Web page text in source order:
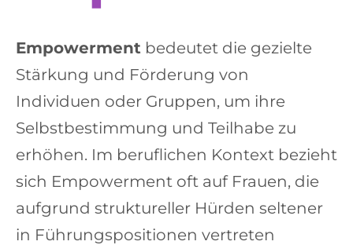
Empowerment bedeutet die gezielte
Stärkung und Förderung von
Individuen oder Gruppen, um ihre
Selbstbestimmung und Teilhabe zu
erhöhen. Im beruflichen Kontext bezieht
sich Empowerment oft auf Frauen, die
aufgrund struktureller Hürden seltener
in Führungspositionen vertreten